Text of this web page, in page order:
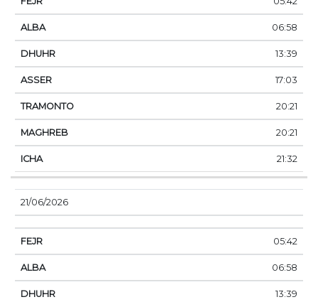
06:58
13:39
17:03
20:21
20:21
21:32
21/06/2026
05:42
06:58
13:39